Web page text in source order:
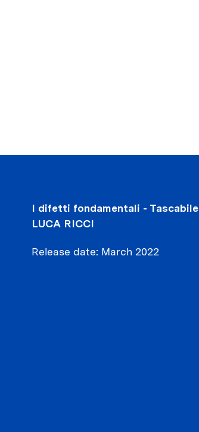
I difetti fondamentali - Tascabile
LUCA RICCI
Release date March 2022